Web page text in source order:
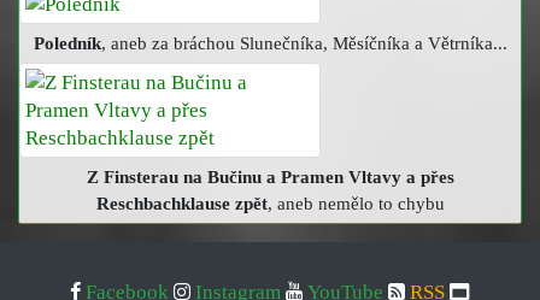
Poledník, aneb za bráchou Slunečníka, Měsíčníka a Větrníka...
Z Finsterau na Bučinu a Pramen Vltavy a přes
Reschbachklause zpět, aneb nemělo to chybu
Facebook Instagram YouTube
RSS